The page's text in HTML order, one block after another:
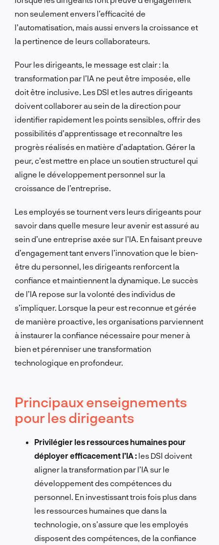
non seulement envers l’efficacité de
l’automatisation, mais aussi envers la croissance et
la pertinence de leurs collaborateurs.
Pour les dirigeants, le message est clair : la
transformation par l’IA ne peut être imposée, elle
doit être inclusive. Les DSI et les autres dirigeants
doivent collaborer au sein de la direction pour
identifier rapidement les points sensibles, offrir des
possibilités d’apprentissage et reconnaître les
progrès réalisés en matière d’adaptation. Gérer la
peur, c’est mettre en place un soutien structurel qui
aligne le développement personnel sur la
croissance de l’entreprise.
Les employés se tournent vers leurs dirigeants pour
savoir dans quelle mesure leur avenir est assuré au
sein d’une entreprise axée sur l’IA. En faisant preuve
d’engagement tant envers l’innovation que le bien-
être du personnel, les dirigeants renforcent la
confiance et maintiennent la dynamique. Le succès
de l’IA repose sur la volonté des individus de
s’impliquer. Lorsque la peur est reconnue et gérée
de manière proactive, les organisations parviennent
à instaurer la confiance nécessaire pour mener à
bien et pérenniser une transformation
technologique en profondeur.
Principaux enseignements
pour les dirigeants
Privilégier les ressources humaines pour
déployer efficacement l’IA : les DSI doivent
aligner la transformation par l’IA sur le
développement des compétences du
personnel. En investissant trois fois plus dans
les ressources humaines que dans la
technologie, on s’assure que les employés
disposent des compétences, de la confiance